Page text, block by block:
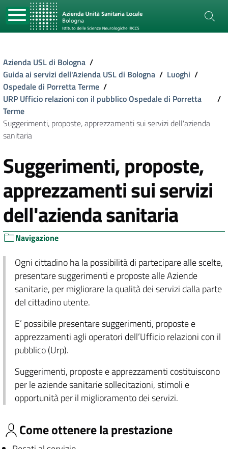
Azienda USL di Bologna /
Guida ai servizi dell'Azienda USL di Bologna / Luoghi /
Ospedale di Porretta Terme /
URP Ufficio relazioni con il pubblico Ospedale di Porretta
Terme
/
Suggerimenti, proposte, apprezzamenti sui servizi dell'azienda
sanitaria
Suggerimenti, proposte,
apprezzamenti sui servizi
dell'azienda sanitaria
Navigazione
Ogni cittadino ha la possibilità di partecipare alle scelte,
presentare suggerimenti e proposte alle Aziende
sanitarie, per migliorare la qualità dei servizi dalla parte
del cittadino utente.
E’ possibile presentare suggerimenti, proposte e
apprezzamenti agli operatori dell’Ufficio relazioni con il
pubblico (Urp).
Suggerimenti, proposte e apprezzamenti costituiscono
per le aziende sanitarie sollecitazioni, stimoli e
opportunità per il miglioramento dei servizi.
Come ottenere la prestazione